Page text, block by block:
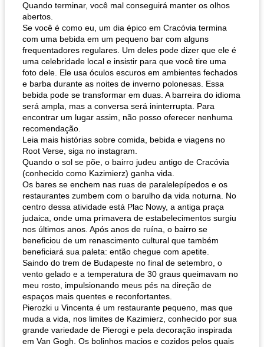
Quando terminar, você mal conseguirá manter os olhos
abertos.
Se você é como eu, um dia épico em Cracóvia termina
com uma bebida em um pequeno bar com alguns
frequentadores regulares. Um deles pode dizer que ele é
uma celebridade local e insistir para que você tire uma
foto dele. Ele usa óculos escuros em ambientes fechados
e barba durante as noites de inverno polonesas. Essa
bebida pode se transformar em duas. A barreira do idioma
será ampla, mas a conversa será ininterrupta. Para
encontrar um lugar assim, não posso oferecer nenhuma
recomendação.
Leia mais histórias sobre comida, bebida e viagens no
Root Verse, siga no instagram.
Quando o sol se põe, o bairro judeu antigo de Cracóvia
(conhecido como Kazimierz) ganha vida.
Os bares se enchem nas ruas de paralelepípedos e os
restaurantes zumbem com o barulho da vida noturna. No
centro dessa atividade está Plac Nowy, a antiga praça
judaica, onde uma primavera de estabelecimentos surgiu
nos últimos anos. Após anos de ruína, o bairro se
beneficiou de um renascimento cultural que também
beneficiará sua paleta: então chegue com apetite.
Saindo do trem de Budapeste no final de setembro, o
vento gelado e a temperatura de 30 graus queimavam no
meu rosto, impulsionando meus pés na direção de
espaços mais quentes e reconfortantes.
Pierozki u Vincenta é um restaurante pequeno, mas que
muda a vida, nos limites de Kazimierz, conhecido por sua
grande variedade de Pierogi e pela decoração inspirada
em Van Gogh. Os bolinhos macios e cozidos pelos quais